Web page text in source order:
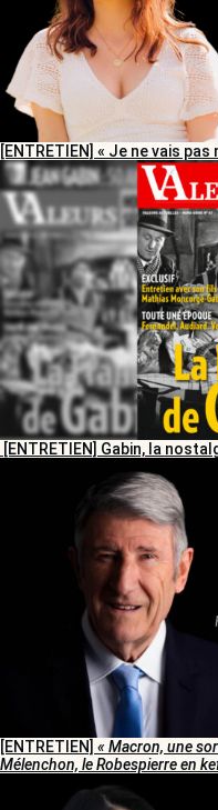
[ENTRETIEN] « Je ne vais
[ENTRETIEN] Gabin, la
[ENTRETIEN] « Macron, une
Mélenchon, le Robespierre en